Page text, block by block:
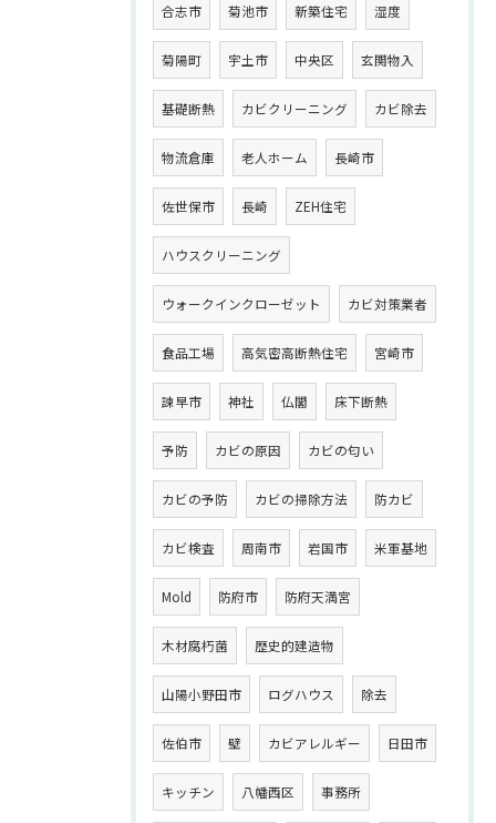
合志市 菊池市 新築住宅 湿度
菊陽町 宇土市 中央区 玄関物入
基礎断熱 カビクリーニング カビ除去
物流倉庫 老人ホーム 長崎市
佐世保市 長崎 ZEH住宅
ハウスクリーニング
ウォークインクローゼット カビ対策業者
食品工場 高気密高断熱住宅 宮崎市
諫早市 神社 仏閣 床下断熱
予防 カビの原因 カビの匂い
カビの予防 カビの掃除方法 防カビ
カビ検査 周南市 岩国市 米軍基地
Mold 防府市 防府天満宮
木材腐朽菌 歴史的建造物
山陽小野田市 ログハウス 除去
佐伯市 壁 カビアレルギー 日田市
キッチン 八幡西区 事務所